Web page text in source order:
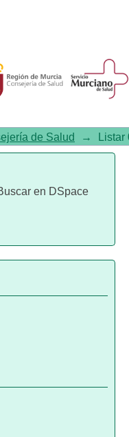
de Salud
de Salud → Listar
en DSpace